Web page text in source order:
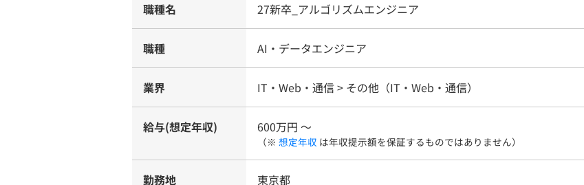
職種名 27新卒_アルゴリズムエンジニア
職種 AI・データエンジニア
業界 IT・Web・通信 > その他（IT・Web・通信）
給与(想定年収) 600万円 〜
（※ 想定年収 は年収提示額を保証するものではありません）
勤務地 東京都